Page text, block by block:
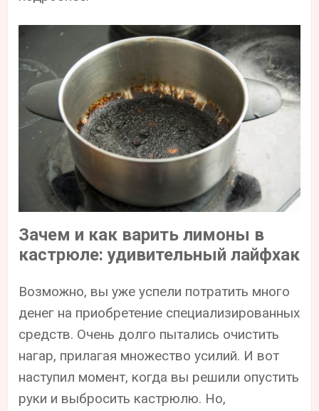
Зачем и как варить лимоны в
кастрюле: удивительный лайфхак
Возможно, вы уже успели потратить много
денег на приобретение специализированных
средств. Очень долго пытались очистить
нагар, прилагая множество усилий. И вот
наступил момент, когда вы решили опустить
руки и выбросить кастрюлю. Но,